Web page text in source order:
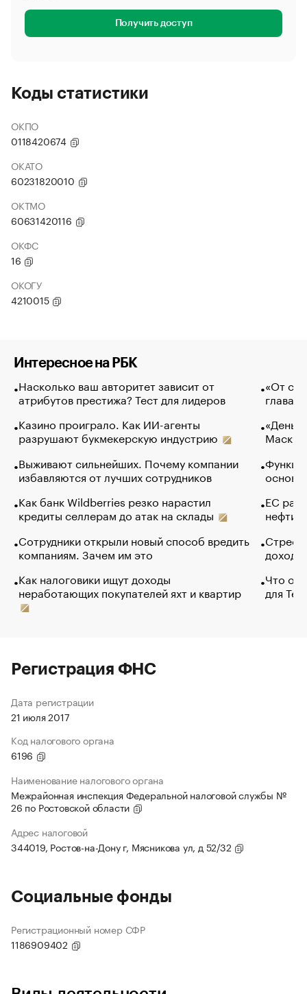
Получить доступ
Коды статистики
ОКПО
0118420674
ОКАТО
60231820010
ОКТМО
60631420116
ОКФС
16
ОКОГУ
4210015
Интересное на РБК
Насколько ваш авторитет зависит от
атрибутов престижа? Тест для лидеров
Казино проиграло. Как ИИ-агенты
разрушают букмекерскую индустрию
Выживают сильнейших. Почему компании
избавляются от лучших сотрудников
Как банк Wildberries резко нарастил
кредиты селлерам до атак на склады
Сотрудники открыли новый способ вредить
компаниям. Зачем им это
Как налоговики ищут доходы
неработающих покупателей яхт и квартир
«От
глава
Маск в
основ
ЕС
нефти
Что
для
Регистрация ФНС
Дата регистрации
21 июля 2017
Код налогового органа
6196
Наименование налогового органа
Межрайонная инспекция Федеральной налоговой службы №
26 по Ростовской области
Адрес налоговой
344019, Ростов-на-Дону г, Мясникова ул, д 52/32
Социальные фонды
Регистрационный номер СФР
1186909402